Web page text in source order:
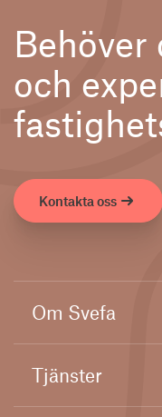
och
Kontakta oss
Om Svefa
Tjänster